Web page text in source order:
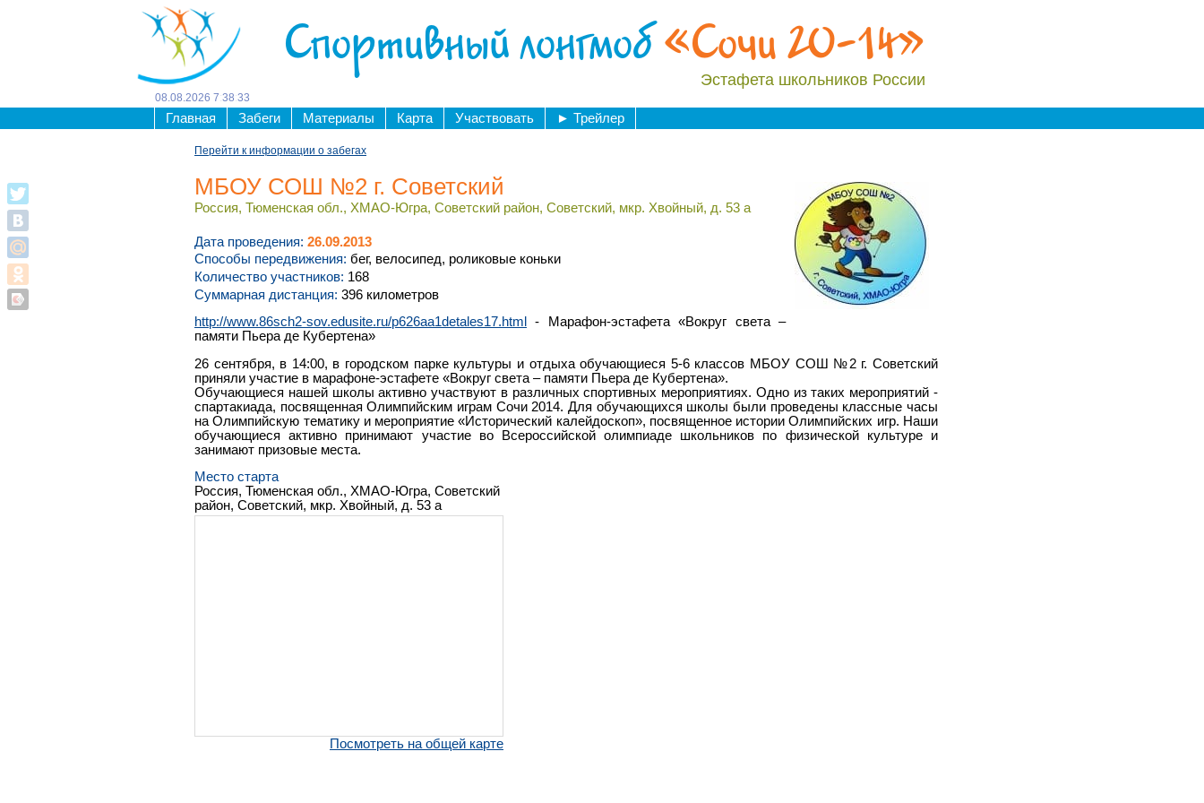
Спортивный лонгмоб«Сочи 20-14»
Эстафета школьников России
08 08 2026 7:38:33
Главная Забеги Материалы Карта Участвовать ► Трейлер
Перейти к информации о забегах
МБОУ СОШ №2 г. Советский
Россия, Тюменская обл., ХМАО-Югра, Советский район, Советский, мкр. Хвойный, д. 53 а
Дата проведения: 26.09.2013
Способы передвижения: бег, велосипед, роликовые коньки
Количество участников: 168
Суммарная дистанция: 396 километров
http://www.86sch2-sov.edusite.ru/p626aa1detales17.html
- Марафон-эстафета «Вокруг света –
памяти Пьера де Кубертена»
26 сентября, в 14:00, в городском парке культуры и отдыха обучающиеся 5-6 классов МБОУ СОШ №2 г. Советский
приняли участие в марафоне-эстафете «Вокруг света – памяти Пьера де Кубертена».
Обучающиеся нашей школы активно участвуют в различных спортивных мероприятиях. Одно из таких мероприятий -
спартакиада, посвященная Олимпийским играм Сочи 2014. Для обучающихся школы были проведены классные часы
на Олимпийскую тематику и мероприятие «Исторический калейдоскоп», посвященное истории Олимпийских игр. Наши
обучающиеся активно принимают участие во Всероссийской олимпиаде школьников по физической культуре и
занимают призовые места.
Место старта
Россия, Тюменская обл., ХМАО-Югра, Советский
район, Советский, мкр. Хвойный, д. 53 а
Посмотреть на общей карте